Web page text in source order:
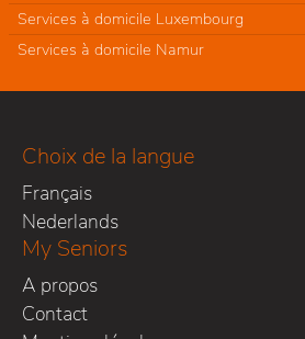
Services à domicile Luxembourg
Services à domicile Namur
Choix de la langue
Français
Nederlands
My Seniors
A propos
Contact